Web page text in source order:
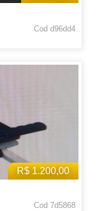
Cod d96dd4
R$ 1.200,00
Cod 7d5868